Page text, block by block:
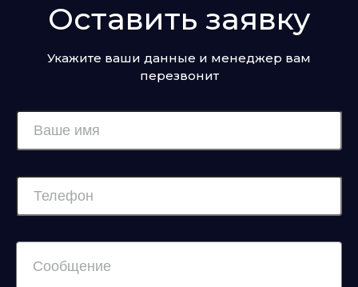
Оставить заявку
Укажите ваши данные и менеджер вам
перезвонит